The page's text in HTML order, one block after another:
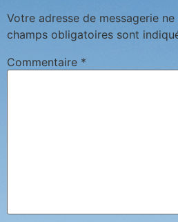
Votre adresse de messagerie
champs obligatoires sont
Commentaire *